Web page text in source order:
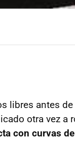
libres antes
otra vez a
con curvas